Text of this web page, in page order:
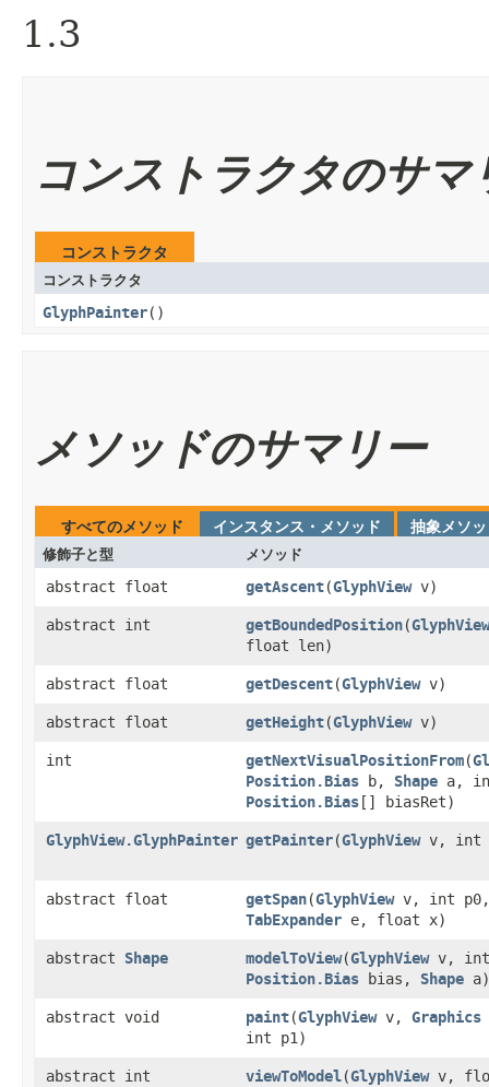
1.3
コンストラクタのサマ
コンストラクタ
コンストラクタ
GlyphPainter()
メソッドのサマリー
すべてのメソッド インスタンス・メソッド 抽象メソ
修飾子と型 メソッド
abstract float getAscent​(GlyphViewv)
abstract int getBoundedPosition​(GlyphView
float len)
abstract float getDescent​(GlyphViewv)
abstract float getHeight​(GlyphViewv)
int getNextVisualPositionFrom​(
Position.Bias b, Shape a,
Position.Bias [] biasRet)
GlyphView.GlyphPainter getPainter​(GlyphViewv, int
abstract float getSpan​(GlyphViewv, int
TabExpander e, float x)
abstract Shape modelToView​(GlyphViewv, int
Position.Bias bias, Shape a)
abstract void paint​(GlyphViewv, Graphics
int p1)
abstract int viewToModel​(GlyphViewv,